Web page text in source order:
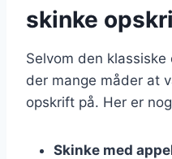
skinke
Selvom den
der mange måder at
opskrift på. Her er
Skinke med